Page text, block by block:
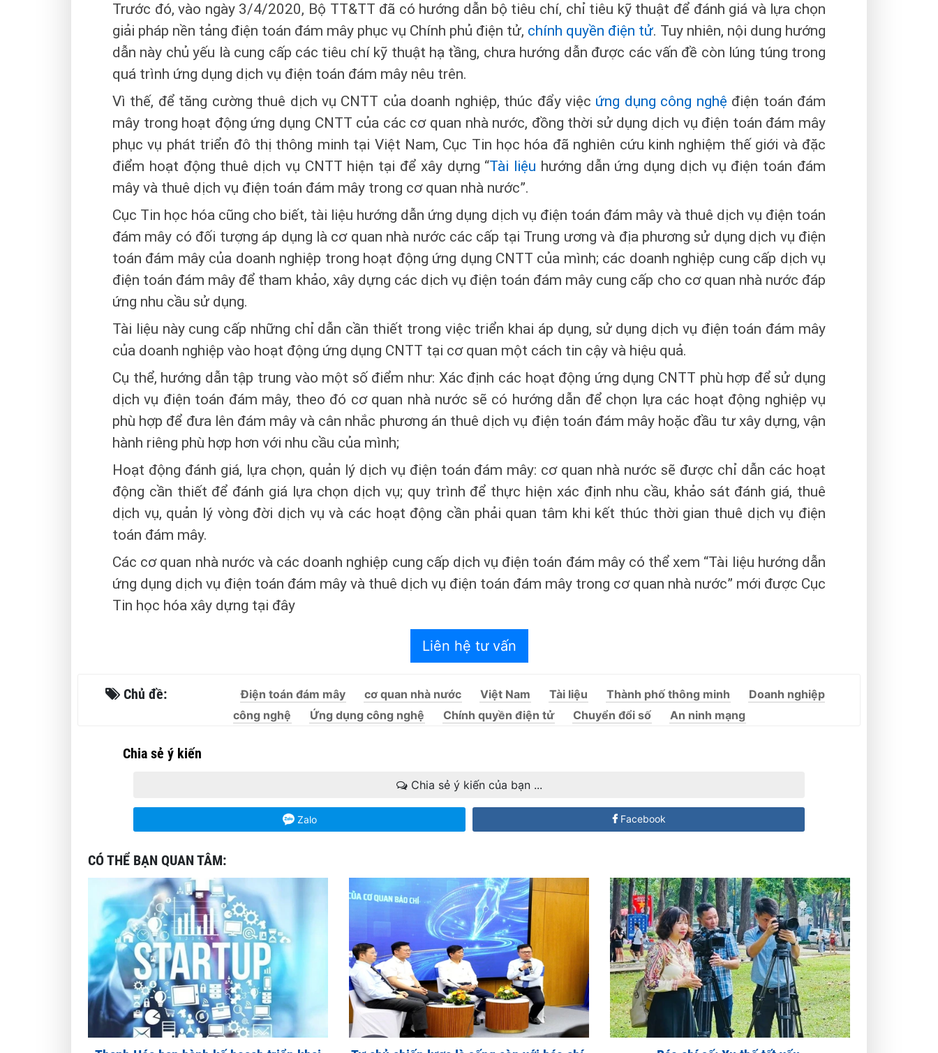
Trước đó, vào ngày 3/4/2020, Bộ TT&TT đã có hướng dẫn bộ tiêu chí, chỉ tiêu kỹ thuật để đánh giá và lựa chọn
giải pháp nền tảng điện toán đám mây phục vụ Chính phủ điện tử, chính quyền điện tử. Tuy nhiên, nội dung hướng
dẫn này chủ yếu là cung cấp các tiêu chí kỹ thuật hạ tầng, chưa hướng dẫn được các vấn đề còn lúng túng trong
quá trình ứng dụng dịch vụ điện toán đám mây nêu trên.
Vì thế, để tăng cường thuê dịch vụ CNTT của doanh nghiệp, thúc đẩy việc ứng dụng công nghệ điện toán đám
mây trong hoạt động ứng dụng CNTT của các cơ quan nhà nước, đồng thời sử dụng dịch vụ điện toán đám mây
phục vụ phát triển đô thị thông minh tại Việt Nam, Cục Tin học hóa đã nghiên cứu kinh nghiệm thế giới và đặc
điểm hoạt động thuê dịch vụ CNTT hiện tại để xây dựng “Tài liệu hướng dẫn ứng dụng dịch vụ điện toán đám
mây và thuê dịch vụ điện toán đám mây trong cơ quan nhà nước”.
Cục Tin học hóa cũng cho biết, tài liệu hướng dẫn ứng dụng dịch vụ điện toán đám mây và thuê dịch vụ điện toán
đám mây có đối tượng áp dụng là cơ quan nhà nước các cấp tại Trung ương và địa phương sử dụng dịch vụ điện
toán đám mây của doanh nghiệp trong hoạt động ứng dụng CNTT của mình; các doanh nghiệp cung cấp dịch vụ
điện toán đám mây để tham khảo, xây dựng các dịch vụ điện toán đám mây cung cấp cho cơ quan nhà nước đáp
ứng nhu cầu sử dụng.
Tài liệu này cung cấp những chỉ dẫn cần thiết trong việc triển khai áp dụng, sử dụng dịch vụ điện toán đám mây
của doanh nghiệp vào hoạt động ứng dụng CNTT tại cơ quan một cách tin cậy và hiệu quả.
Cụ thể, hướng dẫn tập trung vào một số điểm như: Xác định các hoạt động ứng dụng CNTT phù hợp để sử dụng
dịch vụ điện toán đám mây, theo đó cơ quan nhà nước sẽ có hướng dẫn để chọn lựa các hoạt động nghiệp vụ
phù hợp để đưa lên đám mây và cân nhắc phương án thuê dịch vụ điện toán đám mây hoặc đầu tư xây dựng, vận
hành riêng phù hợp hơn với nhu cầu của mình;
Hoạt động đánh giá, lựa chọn, quản lý dịch vụ điện toán đám mây: cơ quan nhà nước sẽ được chỉ dẫn các hoạt
động cần thiết để đánh giá lựa chọn dịch vụ; quy trình để thực hiện xác định nhu cầu, khảo sát đánh giá, thuê
dịch vụ, quản lý vòng đời dịch vụ và các hoạt động cần phải quan tâm khi kết thúc thời gian thuê dịch vụ điện
toán đám mây.
Các cơ quan nhà nước và các doanh nghiệp cung cấp dịch vụ điện toán đám mây có thể xem “Tài liệu hướng dẫn
ứng dụng dịch vụ điện toán đám mây và thuê dịch vụ điện toán đám mây trong cơ quan nhà nước” mới được Cục
Tin học hóa xây dựng tại đây
Liên hệ tư vấn
Chủ đề: Điện toán đám mây cơ quan nhà nước Việt Nam Tài liệu Thành phố thông minh
Doanh nghiệp
công nghệ
Ứng dụng công nghệ Chính quyền điện tử Chuyển đổi số An ninh mạng
Chia sẻ ý kiến
Chia sẻ ý kiến của bạn ...
Zalo Facebook
CÓ THỂ BẠN QUAN TÂM: